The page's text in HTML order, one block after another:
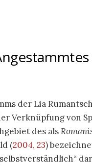
der Lia
Verknüpfung von
des als
(2004, 23)